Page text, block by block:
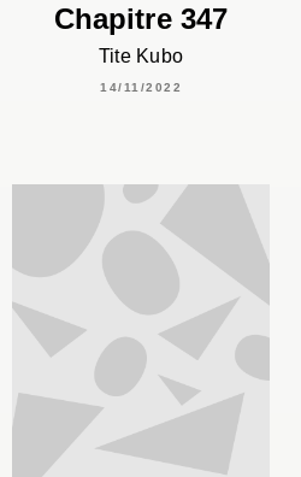
Chapitre 347
Tite Kubo
14/11/2022